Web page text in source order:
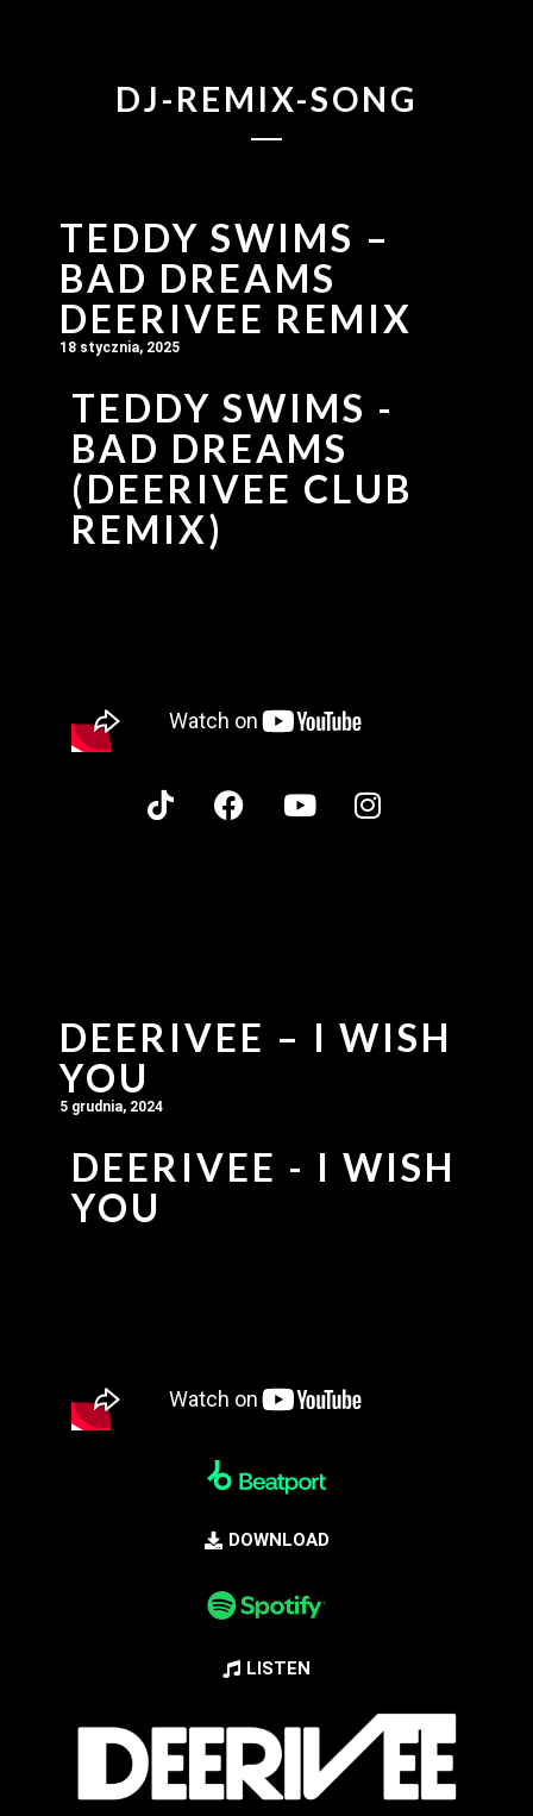
DJ-REMIX-SONG
TEDDY SWIMS –
BAD DREAMS
DEERIVEE REMIX
18 stycznia, 2025
TEDDY SWIMS -
BAD DREAMS
(DEERIVEE CLUB
REMIX)
DEERIVEE – I WISH
YOU
5 grudnia, 2024
DEERIVEE - I WISH
YOU
DOWNLOAD
LISTEN